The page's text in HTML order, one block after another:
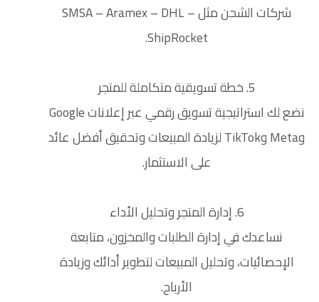
شركات الشحن مثل SMSA – Aramex – DHL –
ShipRocket.
5. خطة تسويقية متكاملة للمتجر
نضع لك استراتيجية تسويق رقمي عبر إعلانات Google
وMeta وTikTok لزيادة المبيعات وتحقيق أفضل عائد
على الاستثمار.
6. إدارة المتجر وتحليل الأداء
نساعدك في إدارة الطلبات والمخزون، متابعة
الإحصائيات، وتحليل المبيعات لتطوير أدائك وزيادة
الأرباح.